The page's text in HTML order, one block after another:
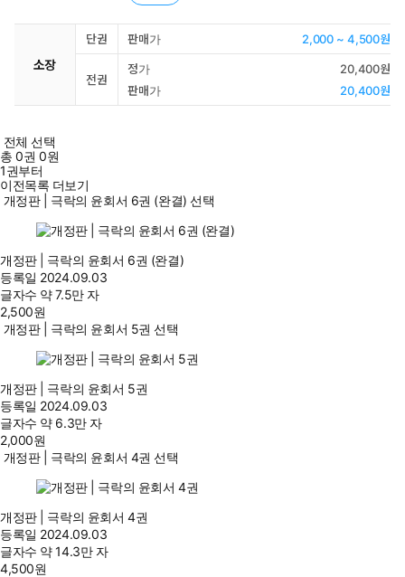
소장
단권 판매가 2,000 ~ 4,500원
전권
정가
20,400원
판매가
20,400원
전체 선택
총0권 0원
1권부터
이전목록 더보기
개정판 | 극락의 윤회서 6권 (완결) 선택
개정판 | 극락의 윤회서 6권 (완결)
등록일 2024.09.03
글자수 약 7.5만 자
2,500원
개정판 | 극락의 윤회서 5권 선택
개정판 | 극락의 윤회서 5권
등록일 2024.09.03
글자수 약 6.3만 자
2,000원
개정판 | 극락의 윤회서 4권 선택
개정판 | 극락의 윤회서 4권
등록일 2024.09.03
글자수 약 14.3만 자
4,500원